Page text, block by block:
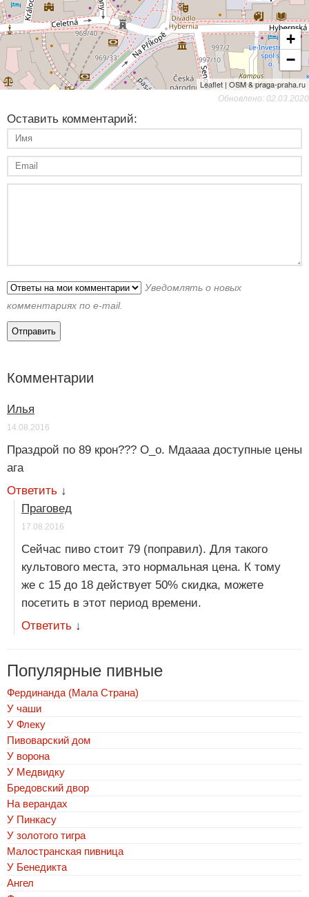
+
−
Leaflet | OSM & praga-praha.ru
Обновлено: 02.03.2020
Оставить комментарий:
Уведомлять о новых
комментариях по e-mail.
Комментарии
Илья
14.08.2016
Праздрой по 89 крон??? О_о. Мдаааа доступные цены
ага
Ответить ↓
Праговед
17.08.2016
Сейчас пиво стоит 79 (поправил). Для такого
культового места, это нормальная цена. К тому
же с 15 до 18 действует 50% скидка, можете
посетить в этот период времени.
Ответить ↓
Популярные пивные
Фердинанда (Мала Страна)
У чаши
У Флеку
Пивоварский дом
У ворона
У Медвидку
Бредовский двор
На верандах
У Пинкасу
У золотого тигра
Малостранская пивница
У Бенедикта
Ангел